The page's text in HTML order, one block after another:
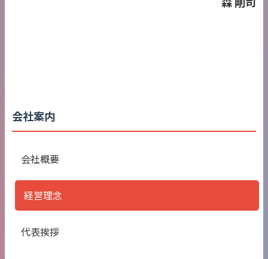
会社案内
会社概要
経営理念
代表挨拶